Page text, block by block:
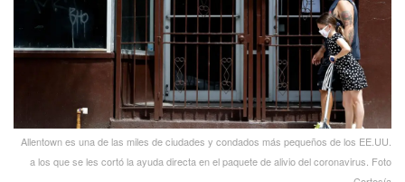
Allentown es una de las miles de ciudades y condados más pequeños de los EE.UU.
a los que se les cortó la ayuda directa en el paquete de alivio del coronavirus. Foto